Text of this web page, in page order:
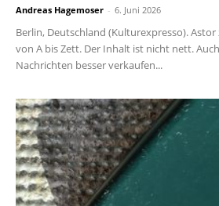
Andreas Hagemoser - 6. Juni 2026
Berlin, Deutschland (Kulturexpresso).
von A bis Zett. Der Inhalt ist nicht nett.
Nachrichten besser verkaufen...